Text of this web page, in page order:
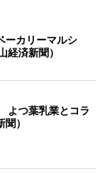
ーカリーマルシ
経済新聞）
よつ葉乳業とコラ
）